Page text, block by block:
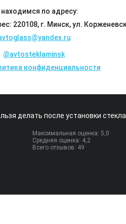
по адресу:
220108, г. Минск, ул.
@avtosteklaminsk
конфиденциальности
делать после установки стекла
Максимальная оценка: 5,0
Средняя оценка: 4,2
Всего отзывов: 49